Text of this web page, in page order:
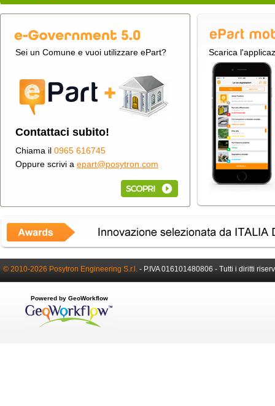
Sei un Comune e vuoi utilizzare ePart?
Contattaci subito!
Chiama il 0965 616745
Oppure scrivi a epart@posytron.com
Scarica
© 2010-2026 Posytron Engineering S.r.l. - P.IVA 016101480806 - Tutti i diritti
Powered by GeoWorkflow